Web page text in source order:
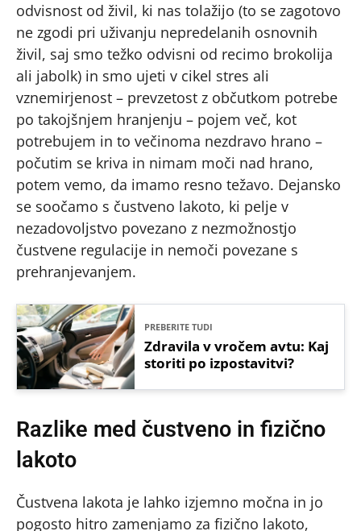
odvisnost od živil, ki nas tolažijo (to se zagotovo
ne zgodi pri uživanju nepredelanih osnovnih
živil, saj smo težko odvisni od recimo brokolija
ali jabolk) in smo ujeti v cikel stres ali
vznemirjenost – prevzetost z občutkom potrebe
po takojšnjem hranjenju – pojem več, kot
potrebujem in to večinoma nezdravo hrano –
počutim se kriva in nimam moči nad hrano,
potem vemo, da imamo resno težavo. Dejansko
se soočamo s čustveno lakoto, ki pelje v
nezadovoljstvo povezano z nezmožnostjo
čustvene regulacije in nemoči povezane s
prehranjevanjem.
PREBERITE TUDI
Zdravila v vročem avtu: Kaj
storiti po izpostavitvi?
Razlike med čustveno in fizično
lakoto
Čustvena lakota je lahko izjemno močna in jo
pogosto hitro zamenjamo za fizično lakoto,